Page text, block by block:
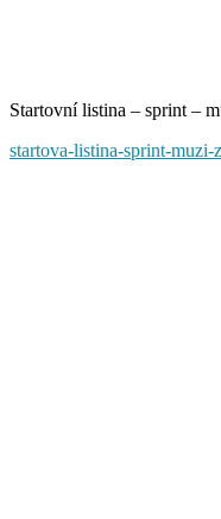
Startovní listina – sprint –
startova-listina-sprint-